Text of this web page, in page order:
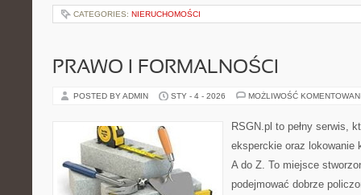
CATEGORIES: NIERUCHOMOŚCI
PRAWO I FORMALNOŚCI
POSTED BY ADMIN STY - 4 - 2026 MOŻLIWOŚĆ
RSGN.pl to pełny serwis,
eksperckie oraz lokowanie
A do Z. To miejsce
podejmować dobrze